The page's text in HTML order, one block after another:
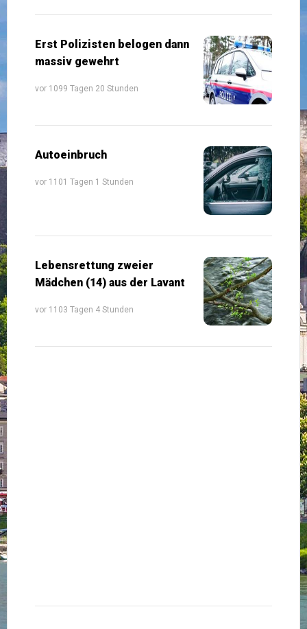
Erst Polizisten belogen dann
massiv gewehrt
vor 1099 Tagen 20 Stunden
Autoeinbruch
vor 1101 Tagen 1 Stunden
Lebensrettung zweier
Mädchen (14) aus der Lavant
vor 1103 Tagen 4 Stunden